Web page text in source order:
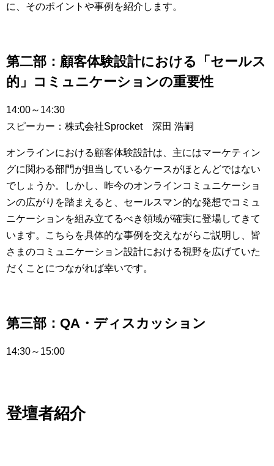
に、そのポイントや事例を紹介します。
第二部：顧客体験設計における「セールス
的」コミュニケーションの重要性
14:00～14:30
スピーカー：株式会社Sprocket 深田 浩嗣
オンラインにおける顧客体験設計は、主にはマーケティン
グに関わる部門が担当しているケースがほとんどではない
でしょうか。しかし、昨今のオンラインコミュニケーショ
ンの広がりを踏まえると、セールスマン的な発想でコミュ
ニケーションを組み立てるべき領域が確実に登場してきて
います。こちらを具体的な事例を交えながらご説明し、皆
さまのコミュニケーション設計における視野を広げていた
だくことにつながれば幸いです。
第三部：QA・ディスカッション
14:30～15:00
登壇者紹介